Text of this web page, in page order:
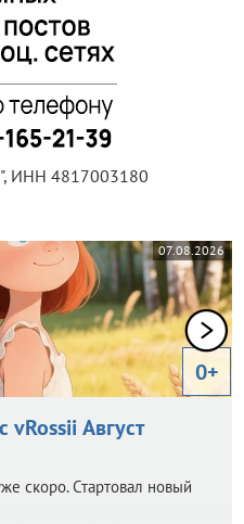
ИНН 4817003180
07.08.2026
0+
Август
скоро. Стартовал новый